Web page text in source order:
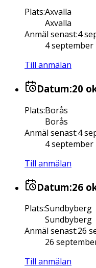
Plats:Axvalla
Axvalla
Anmäl senast:4
4 september
Till anmälan
Datum:20
Plats:Borås
Borås
Anmäl senast:4
4 september
Till anmälan
Datum:26
Plats:Sundbyberg
Sundbyberg
Anmäl senast:26
26
Till anmälan